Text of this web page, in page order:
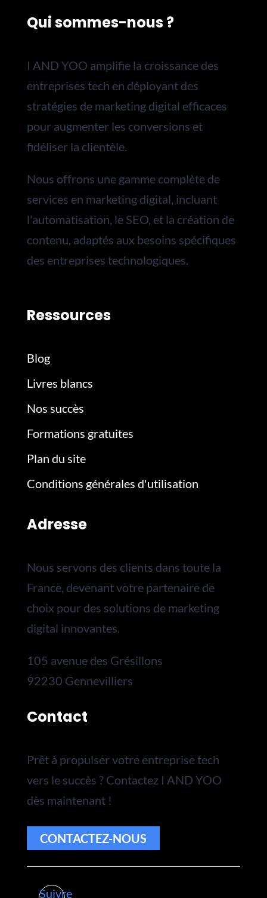
Qui sommes-nous ?
I AND YOO amplifie la croissance des
entreprises tech en déployant des
stratégies de marketing digital efficaces
pour augmenter les conversions et
fidéliser la clientèle.
Nous offrons une gamme complète de
services en marketing digital, incluant
l'automatisation, le SEO, et la création de
contenu, adaptés aux besoins spécifiques
des entreprises technologiques.
Ressources
Blog
Livres blancs
Nos succès
Formations gratuites
Plan du site
Conditions générales d'utilisation
Adresse
Nous servons des clients dans toute la
France, devenant votre partenaire de
choix pour des solutions de marketing
digital innovantes.
105 avenue des Grésillons
92230 Gennevilliers
Contact
Prêt à propulser votre entreprise tech
vers le succès ? Contactez I AND YOO
dès maintenant !
CONTACTEZ-NOUS
Suivre